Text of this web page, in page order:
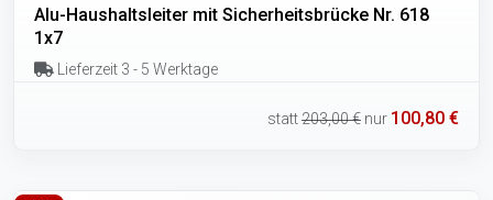
Alu-Haushaltsleiter mit Sicherheitsbrücke Nr. 618
1x7
Lieferzeit 3 - 5 Werktage
statt203,00 € nur 100,80 €